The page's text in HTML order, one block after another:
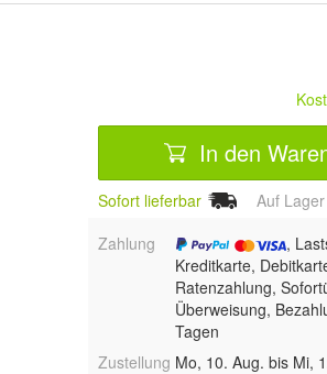
In den
Sofort lieferbar
Auf Lager
Zahlung
,
Kreditkarte,
Ratenzahlung,
Überweisung,
Tagen
Zustellung Mo, 10. Aug. bis Mi,